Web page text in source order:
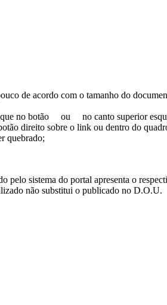
de acordo com o tamanho do
no botão
ou
no canto superior
direito sobre o link ou dentro do
quebrado;
pelo sistema do portal apresenta o
não substitui o publicado no D.O.U.